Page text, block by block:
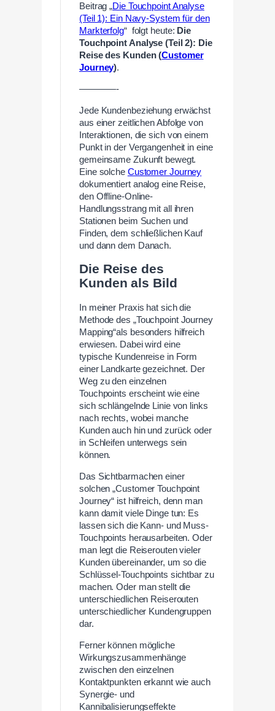
Beitrag „Die Touchpoint Analyse
(Teil 1): Ein Navy-System für den
Markterfolg“ folgt heute: Die
Touchpoint Analyse (Teil 2): Die
Reise des Kunden (Customer
Journey).
————-
Jede Kundenbeziehung erwächst
aus einer zeitlichen Abfolge von
Interaktionen, die sich von einem
Punkt in der Vergangenheit in eine
gemeinsame Zukunft bewegt.
Eine solche Customer Journey
dokumentiert analog eine Reise,
den Offline-Online-
Handlungsstrang mit all ihren
Stationen beim Suchen und
Finden, dem schließlichen Kauf
und dann dem Danach.
Die Reise des
Kunden als Bild
In meiner Praxis hat sich die
Methode des „Touchpoint Journey
Mapping“als besonders hilfreich
erwiesen. Dabei wird eine
typische Kundenreise in Form
einer Landkarte gezeichnet. Der
Weg zu den einzelnen
Touchpoints erscheint wie eine
sich schlängelnde Linie von links
nach rechts, wobei manche
Kunden auch hin und zurück oder
in Schleifen unterwegs sein
können.
Das Sichtbarmachen einer
solchen „Customer Touchpoint
Journey“ ist hilfreich, denn man
kann damit viele Dinge tun: Es
lassen sich die Kann- und Muss-
Touchpoints herausarbeiten. Oder
man legt die Reiserouten vieler
Kunden übereinander, um so die
Schlüssel-Touchpoints sichtbar zu
machen. Oder man stellt die
unterschiedlichen Reiserouten
unterschiedlicher Kundengruppen
dar.
Ferner können mögliche
Wirkungszusammenhänge
zwischen den einzelnen
Kontaktpunkten erkannt wie auch
Synergie- und
Kannibalisierungseffekte